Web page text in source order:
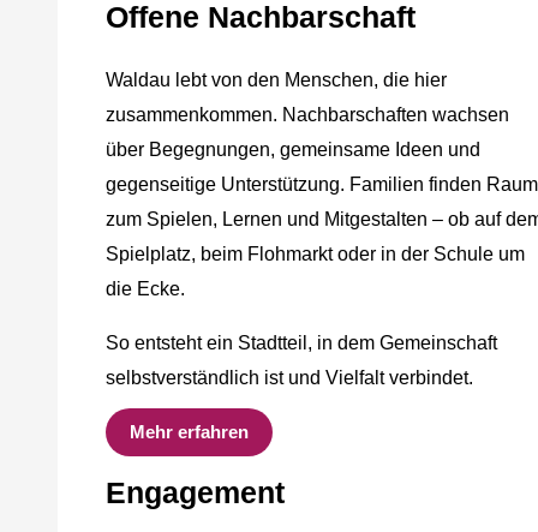
Offene Nachbarschaft
Waldau lebt von den Menschen, die hier
zusammenkommen. Nachbarschaften wachsen
über Begegnungen, gemeinsame Ideen und
gegenseitige Unterstützung. Familien finden Raum
zum Spielen, Lernen und Mitgestalten – ob auf
Spielplatz, beim Flohmarkt oder in der Schule um
die Ecke.
So entsteht ein Stadtteil, in dem Gemeinschaft
selbstverständlich ist und Vielfalt verbindet.
Mehr erfahren
Engagement